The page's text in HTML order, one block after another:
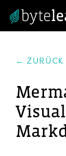
← ZURÜCK